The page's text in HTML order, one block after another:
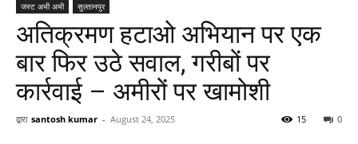
जस्ट अभी अभी सुल्तानपुर
अतिक्रमण हटाओ अभियान पर एक
बार फिर उठे सवाल, गरीबों पर
कार्रवाई – अमीरों पर खामोशी
द्वारा santosh kumar - August 24, 2025 0
15